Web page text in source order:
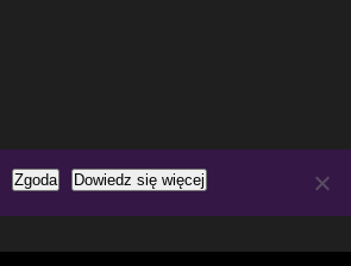
Zgoda Dowiedz się więcej